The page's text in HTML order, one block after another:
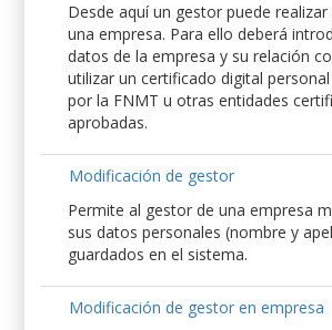
Desde aquí un gestor puede realizar
una empresa. Para ello deberá
datos de la empresa y su relación
utilizar un certificado digital
por la FNMT u otras entidades
aprobadas.
Modificación de gestor
Permite al gestor de una empresa
sus datos personales (nombre y
guardados en el sistema.
Modificación de gestor en empresa